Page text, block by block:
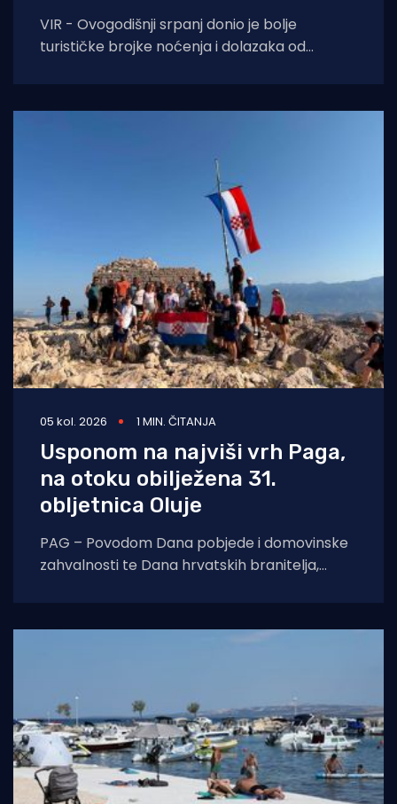
VIR - Ovogodišnji srpanj donio je bolje
turističke brojke noćenja i dolazaka od
05 kol. 2026 1 MIN. ČITANJA
Usponom na najviši vrh Paga,
na otoku obilježena 31.
obljetnica Oluje
PAG – Povodom Dana pobjede i domovinske
zahvalnosti te Dana hrvatskih branitelja,